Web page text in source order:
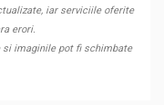
iar serviciile oferite
erori.
imaginile pot fi schimbate